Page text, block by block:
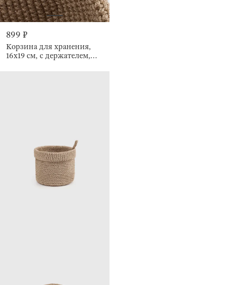
899 ₽
Корзина для хранения,
16х19 см, с держателем,